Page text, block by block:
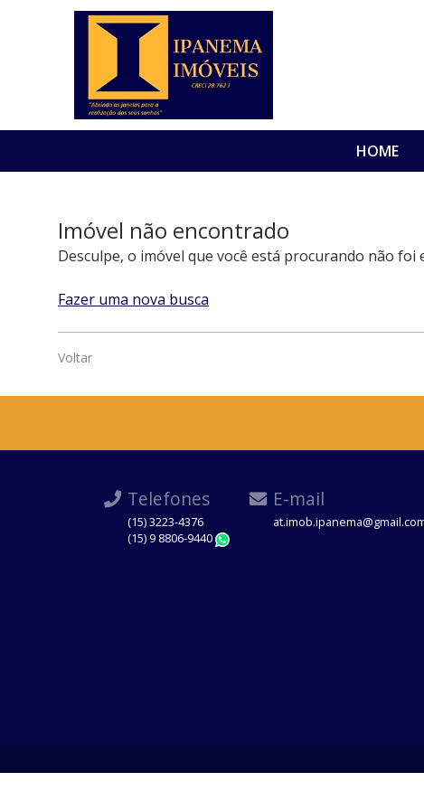
HOME
Imóvel não encontrado
Desculpe, o imóvel que você está procurando não foi
Fazer uma nova busca
Voltar
Telefones
(15) 3223-4376
(15) 9 8806-9440
E-mail